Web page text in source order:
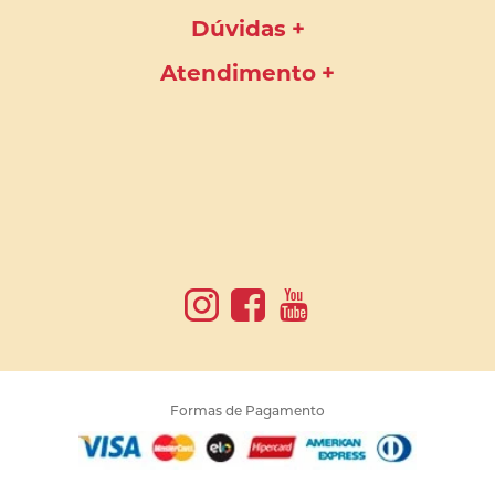
Dúvidas
Atendimento
Formas de Pagamento